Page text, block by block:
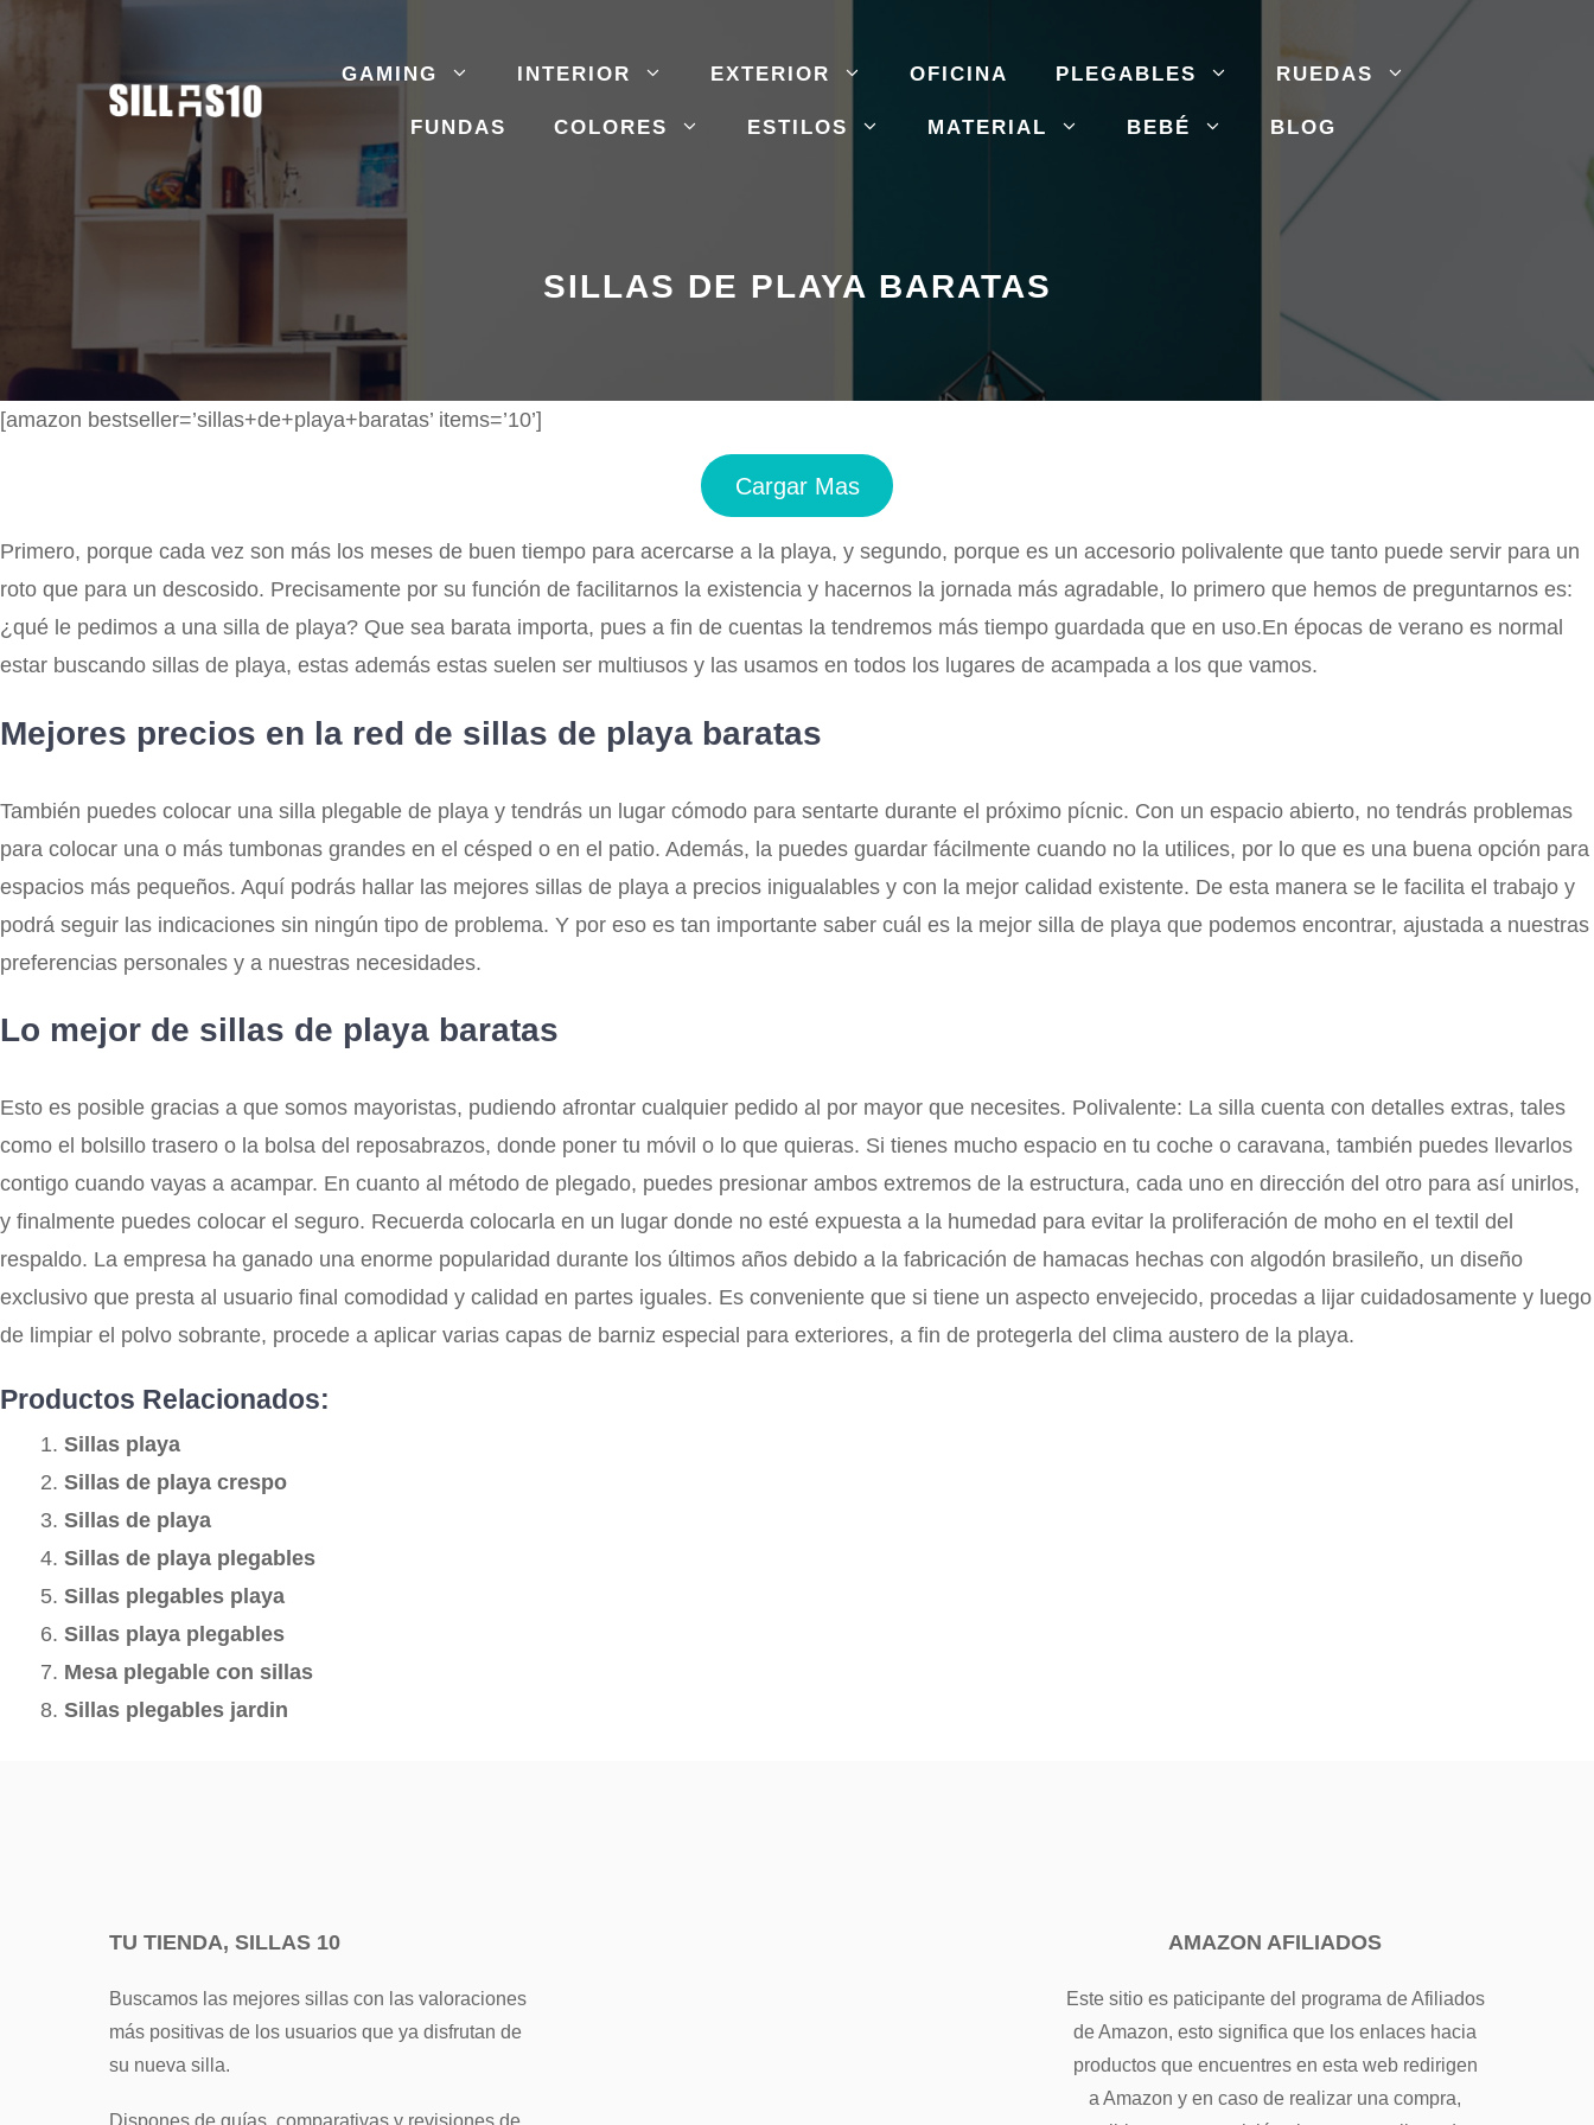
contenido
GAMING INTERIOR EXTERIOR OFICINA PLEGABLES RUEDAS
FUNDAS COLORES ESTILOS MATERIAL BEBÉ BLOG
SILLAS DE PLAYA BARATAS
[amazon bestseller=’sillas+de+playa+baratas’ items=’10’]
Cargar Mas
Primero, porque cada vez son más los meses de buen tiempo para acercarse a la playa, y segundo, porque es un accesorio polivalente que tanto puede servir para un
roto que para un descosido. Precisamente por su función de facilitarnos la existencia y hacernos la jornada más agradable, lo primero que hemos de preguntarnos es:
¿qué le pedimos a una silla de playa? Que sea barata importa, pues a fin de cuentas la tendremos más tiempo guardada que en uso.En épocas de verano es normal
estar buscando sillas de playa, estas además estas suelen ser multiusos y las usamos en todos los lugares de acampada a los que vamos.
Mejores precios en la red de sillas de playa baratas
También puedes colocar una silla plegable de playa y tendrás un lugar cómodo para sentarte durante el próximo pícnic. Con un espacio abierto, no tendrás problemas
para colocar una o más tumbonas grandes en el césped o en el patio. Además, la puedes guardar fácilmente cuando no la utilices, por lo que es una buena opción para
espacios más pequeños. Aquí podrás hallar las mejores sillas de playa a precios inigualables y con la mejor calidad existente. De esta manera se le facilita el trabajo y
podrá seguir las indicaciones sin ningún tipo de problema. Y por eso es tan importante saber cuál es la mejor silla de playa que podemos encontrar, ajustada a nuestras
preferencias personales y a nuestras necesidades.
Lo mejor de sillas de playa baratas
Esto es posible gracias a que somos mayoristas, pudiendo afrontar cualquier pedido al por mayor que necesites. Polivalente: La silla cuenta con detalles extras, tales
como el bolsillo trasero o la bolsa del reposabrazos, donde poner tu móvil o lo que quieras. Si tienes mucho espacio en tu coche o caravana, también puedes llevarlos
contigo cuando vayas a acampar. En cuanto al método de plegado, puedes presionar ambos extremos de la estructura, cada uno en dirección del otro para así unirlos,
y finalmente puedes colocar el seguro. Recuerda colocarla en un lugar donde no esté expuesta a la humedad para evitar la proliferación de moho en el textil del
respaldo. La empresa ha ganado una enorme popularidad durante los últimos años debido a la fabricación de hamacas hechas con algodón brasileño, un diseño
exclusivo que presta al usuario final comodidad y calidad en partes iguales. Es conveniente que si tiene un aspecto envejecido, procedas a lijar cuidadosamente y luego
de limpiar el polvo sobrante, procede a aplicar varias capas de barniz especial para exteriores, a fin de protegerla del clima austero de la playa.
Productos Relacionados:
Sillas playa
Sillas de playa crespo
Sillas de playa
Sillas de playa plegables
Sillas plegables playa
Sillas playa plegables
Mesa plegable con sillas
Sillas plegables jardin
TU TIENDA, SILLAS 10
Buscamos las mejores sillas con las valoraciones
más positivas de los usuarios que ya disfrutan de
su nueva silla.
AMAZON AFILIADOS
Este sitio es paticipante del programa de Afiliados
de Amazon, esto significa que los enlaces hacia
productos que encuentres en esta web redirigen
a Amazon y en caso de realizar una compra,